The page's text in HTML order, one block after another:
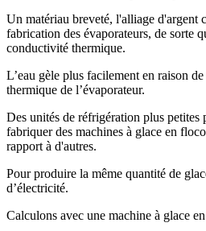
Un matériau breveté, l'alliage d'argent
fabrication des évaporateurs, de sorte
conductivité thermique.
L’eau gèle plus facilement en raison
thermique de l’évaporateur.
Des unités de réfrigération plus petites
fabriquer des machines à glace en
rapport à d'autres.
Pour produire la même quantité de
d’électricité.
Calculons avec une machine à glace